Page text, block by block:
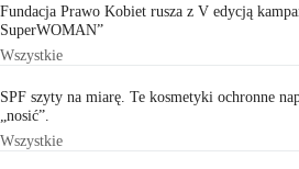
Fundacja Prawo Kobiet rusza z V edycją
SuperWOMAN”
Wszystkie
SPF szyty na miarę. Te kosmetyki ochronne
„nosić”.
Wszystkie